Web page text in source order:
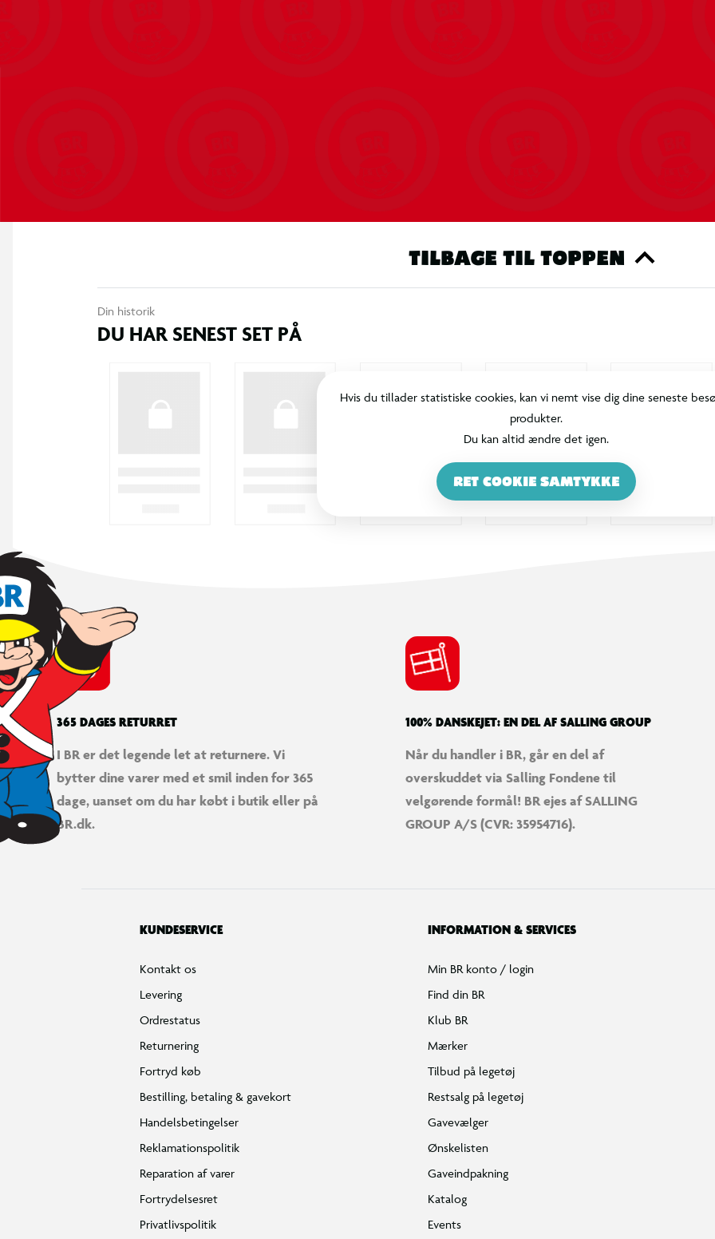
TILBAGE TIL TOPPEN
Din historik
DU HAR SENEST SET PÅ
Hvis du tillader statistiske cookies, kan vi nemt vise dig dine seneste
produkter.
Du kan altid ændre det igen.
RET COOKIE SAMTYKKE
365 DAGES RETURRET
I BR er det legende let at returnere. Vi
bytter dine varer med et smil inden for 365
dage, uanset om du har købt i butik eller på
BR.dk.
100% DANSKEJET: EN DEL AF SALLING GROUP
Når du handler i BR, går en del af
overskuddet via Salling Fondene til
velgørende formål! BR ejes af SALLING
GROUP A/S (CVR: 35954716).
KUNDESERVICE
Kontakt os
Levering
Ordrestatus
Returnering
Fortryd køb
Bestilling, betaling & gavekort
Handelsbetingelser
Reklamationspolitik
Reparation af varer
Fortrydelsesret
Privatlivspolitik
INFORMATION & SERVICES
Min BR konto / login
Find din BR
Klub BR
Mærker
Tilbud på legetøj
Restsalg på legetøj
Gavevælger
Ønskelisten
Gaveindpakning
Katalog
Events